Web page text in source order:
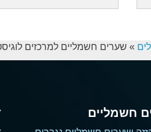
» שערים חשמליים למרכזים
חשמליים